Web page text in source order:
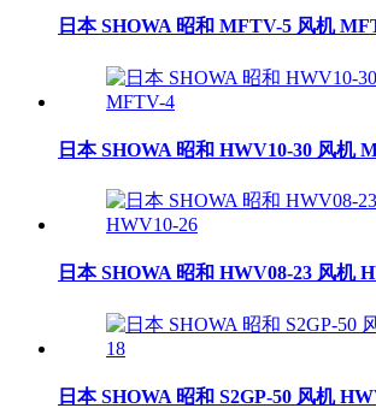
日本 SHOWA 昭和 MFTV-5 风机
日本 SHOWA 昭和 HWV10-30 风机
日本 SHOWA 昭和 HWV08-23 风机
日本 SHOWA 昭和 S2GP-50 风机